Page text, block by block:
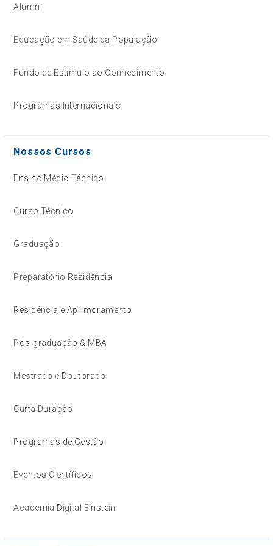
Alumni
Educação em Saúde da População
Fundo de Estímulo ao Conhecimento
Programas Internacionais
Nossos Cursos
Ensino Médio Técnico
Curso Técnico
Graduação
Preparatório Residência
Residência e Aprimoramento
Pós-graduação & MBA
Mestrado e Doutorado
Curta Duração
Programas de Gestão
Eventos Científicos
Academia Digital Einstein